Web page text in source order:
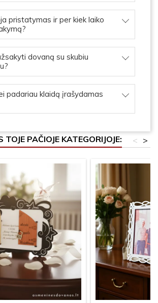
pristatymas ir per kiek laiko
dovaną su skubiu
padariau klaidą įrašydamas
TOJE PAČIOJE KATEGORIJOJE: >
<